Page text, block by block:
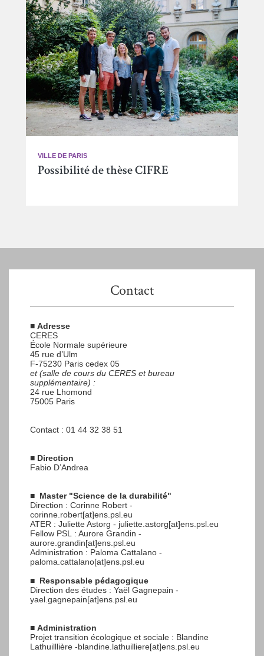
VILLE DE PARIS
Possibilité de thèse CIFRE
Contact
■ Adresse
CERES
École Normale supérieure
45 rue d’Ulm
F-75230 Paris cedex 05
et (salle de cours du CERES et bureau
supplémentaire) :
24 rue Lhomond
75005 Paris
Contact : 01 44 32 38 51
■ Direction
Fabio D’Andrea
■ Master "Science de la durabilité"
Direction : Corinne Robert -
corinne.robert[at]ens.psl.eu
ATER : Juliette Astorg - juliette.astorg[at]ens.psl.eu
Fellow PSL : Aurore Grandin -
aurore.grandin[at]ens.psl.eu
Administration : Paloma Cattalano -
paloma.cattalano[at]ens.psl.eu
■ Responsable pédagogique
Direction des études : Yaël Gagnepain -
yael.gagnepain[at]ens.psl.eu
■ Administration
Projet transition écologique et sociale : Blandine
Lathuilllière -blandine.lathuilliere[at]ens.psl.eu